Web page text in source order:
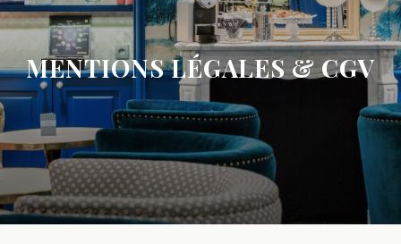
MENTIONS LÉGALES & CGV